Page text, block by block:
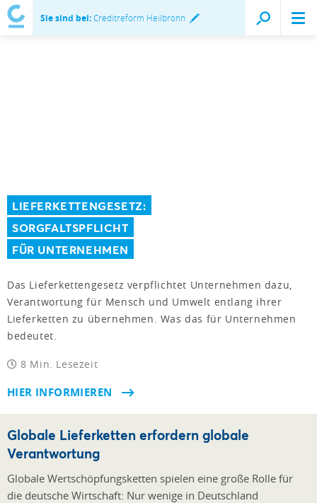
Sie sind bei:Creditreform Heilbronn
LIEFERKETTENGESETZ:
SORGFALTSPFLICHT
FÜR UNTERNEHMEN
Das Lieferkettengesetz verpflichtet Unternehmen dazu,
Verantwortung für Mensch und Umwelt entlang ihrer
Lieferketten zu übernehmen. Was das für Unternehmen
bedeutet.
8 Min. Lesezeit
HIER INFORMIEREN
Globale Lieferketten erfordern globale
Verantwortung
Globale Wertschöpfungsketten spielen eine große Rolle für
die deutsche Wirtschaft: Nur wenige in Deutschland